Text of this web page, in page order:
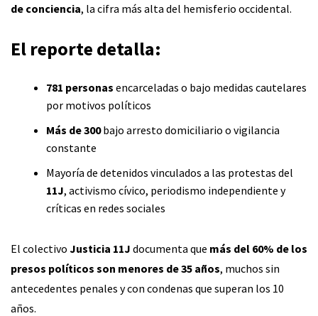
de conciencia, la cifra más alta del hemisferio occidental.
El reporte detalla:
781 personas encarceladas o bajo medidas cautelares
por motivos políticos
Más de 300bajo arresto domiciliario o vigilancia
constante
Mayoría de detenidos vinculados a las protestas del
11J, activismo cívico, periodismo independiente y
críticas en redes sociales
El colectivo Justicia 11J documenta que más del 60% de los
presos políticos son menores de 35 años, muchos sin
antecedentes penales y con condenas que superan los 10
años.